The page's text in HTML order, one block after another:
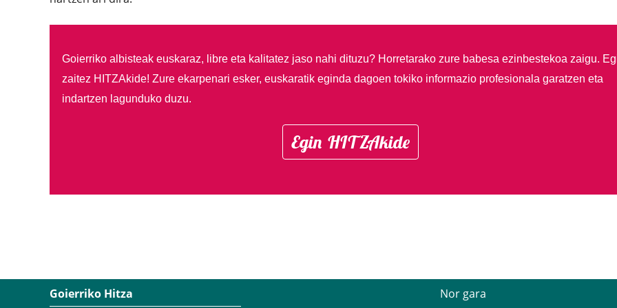
Goierriko albisteak euskaraz, libre eta kalitatez jaso nahi dituzu? Horretarako zure babesa ezinbestekoa zaigu.
zaitez HITZAkide! Zure ekarpenari esker, euskaratik eginda dagoen tokiko informazio profesionala garatzen eta
indartzen lagunduko duzu.
Egin HITZAkide
Goierriko Hitza Nor gara